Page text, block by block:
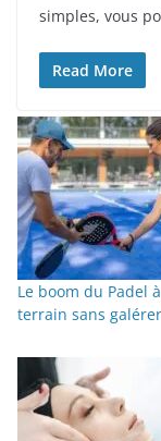
simples, vous
Read More
Le boom du Padel
terrain sans